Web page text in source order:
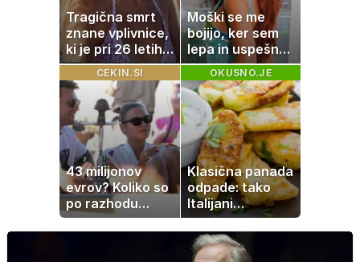
Tragična smrt
znane vplivnice,
ki je pri 26 letih
izgubila boj z
boleznijo
Moški se me
bojijo, ker sem
lepa in uspešna:
Misica razkrila,
zakaj je še
vedno samska
CEKIN.SI
43 milijonov
evrov? Koliko so
po razhodu
zahtevale ali
prejele
OKUSNO.JE
Klasična panada
odpade: tako
Italijani
pripravijo
slastne ocvrte
bučke